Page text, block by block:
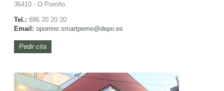
36410 - O Porriño
Tel.: 886 20 20 20
Email: oporrino.smartpeme@depo.es
Pedir cita